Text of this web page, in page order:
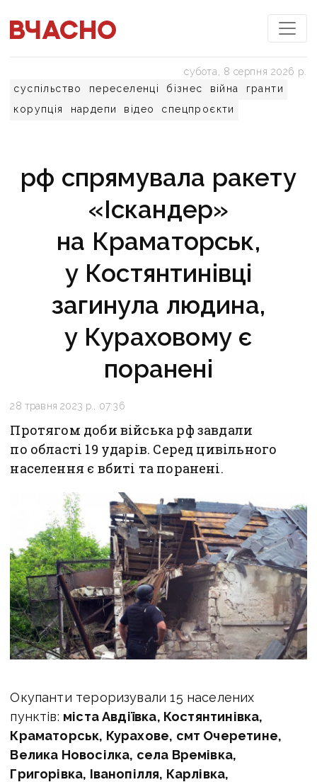
суспільство переселенці бізнес війна
гранти
корупція
нардепи відео спецпроєкти
субота, 8 серпня 2026 р.
рф спрямувала ракету
«Іскандер»
на Краматорськ,
у Костянтинівці
загинула людина,
у Кураховому є
поранені
28 травня 2023 р., 07:36
Протягом доби війська рф завдали
по області 19 ударів. Серед цивільного
населення є вбиті та поранені.
Окупанти тероризували 15 населених
пунктів: міста Авдіївка, Костянтинівка,
Краматорськ, Курахове, смт Очеретине,
Велика Новосілка, села Времівка,
Григорівка, Іванопілля, Карлівка,